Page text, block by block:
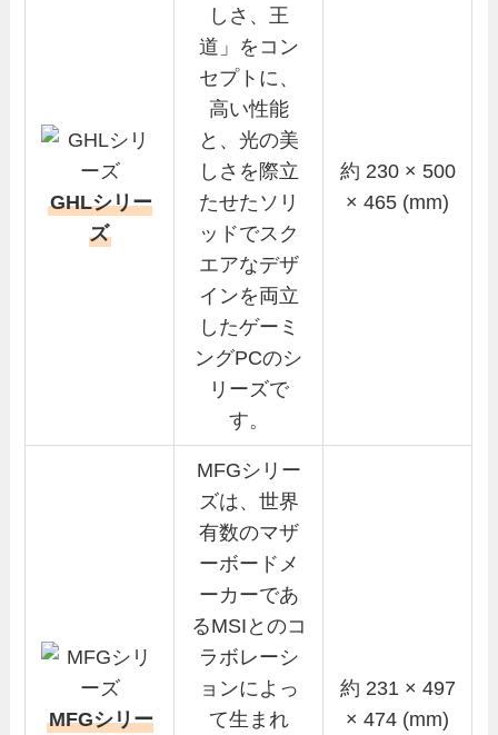
GHLシリー
ズ
しさ、王
道」をコン
セプトに、
高い性能
と、光の美
しさを際立
たせたソリ
ッドでスク
エアなデザ
インを両立
したゲーミ
ングPCのシ
リーズで
す。
約 230 × 500
× 465 (mm)
MFGシリー
MFGシリー
ズは、世界
有数のマザ
ーボードメ
ーカーであ
るMSIとのコ
ラボレーシ
ョンによっ
て生まれ
約 231 × 497
× 474 (mm)